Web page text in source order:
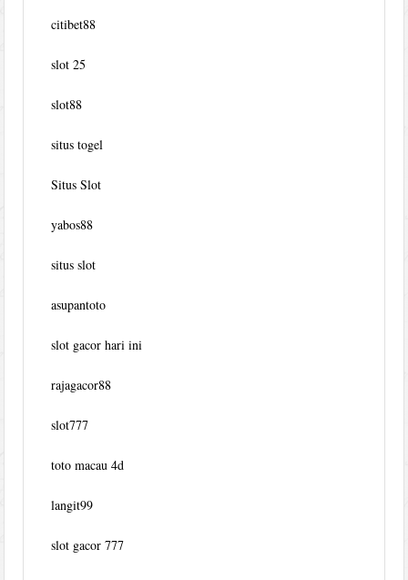
citibet88
slot 25
slot88
situs togel
Situs Slot
yabos88
situs slot
asupantoto
slot gacor hari ini
rajagacor88
slot777
toto macau 4d
langit99
slot gacor 777